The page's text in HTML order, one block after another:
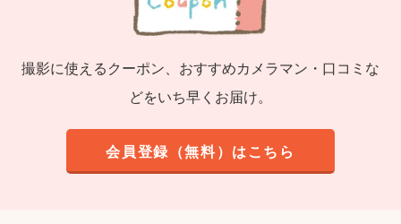
撮影に使えるクーポン、おすすめカメラマン・口コミな
どをいち早くお届け。
会員登録（無料）はこちら